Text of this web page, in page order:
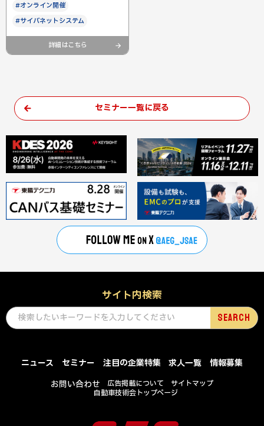
#オンライン開催
#サイバネットシステム
詳細はこちら
セミナー一覧に戻る
サイト内検索
ニュース セミナー 注目の企業特集 求人一覧
情報募集
お問い合わせ
広告掲載について
サイトマップ
自動車技術会トップページ